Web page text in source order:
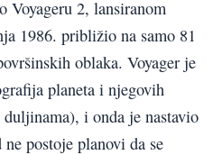
Voyageru 2, lansiranom
1986. približio na samo 81
oblaka. Voyager je
planeta i njegovih
i onda je nastavio
postoje planovi da se